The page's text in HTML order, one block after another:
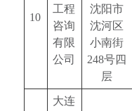
10
工程
咨询
有限
公司
沈阳市
沈河区
小南街
248号四
层
大连